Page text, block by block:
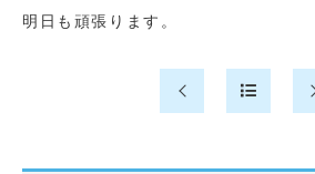
明日も頑張ります。